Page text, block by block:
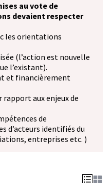
au vote de
devaient respecter
les orientations
(l’action est nouvelle
l’existant).
et financièrement
aux enjeux de
de
d’acteurs identifiés du
entreprises etc. )